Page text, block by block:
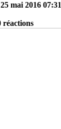
mai 2016 07:31
réactions